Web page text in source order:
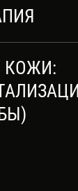
КОЖИ: